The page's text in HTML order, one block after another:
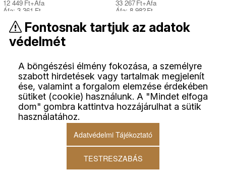
12 449 Ft+Áfa
Áfa: 3 361 Ft
Részletek
33 267Ft+Áfa
Áfa: 8 982Ft
Részletek
HAILO AS ALLEGRO 220
HAILO AS ALLEGRO 295
Fontosnak tartjuk az adatok
védelmét
A böngészési élmény fokozása, a személyre
szabott hirdetések vagy tartalmak megjelenít
ése, valamint a forgalom elemzése érdekében
sütiket (cookie) használunk. A "Mindet elfoga
dom" gombra kattintva hozzájárulhat a sütik
használatához.
Adatvédelmi Tájékoztató
TESTRESZABÁS